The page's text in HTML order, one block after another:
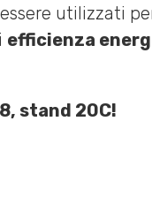
utilizzati
efficienza
8, stand 20C!